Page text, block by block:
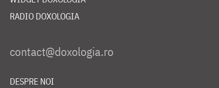
RADIO DOXOLOGIA
DESPRE NOI